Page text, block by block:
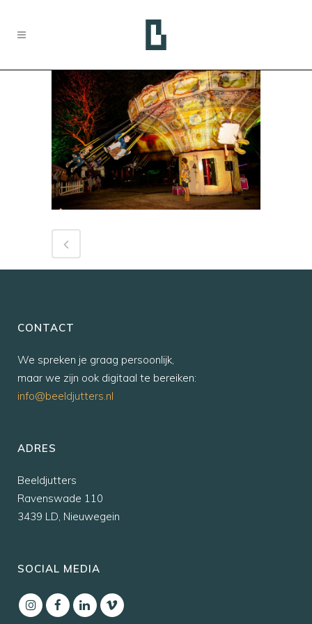
CONTACT
We spreken je graag persoonlijk,
maar we zijn ook digitaal te bereiken:
info@beeldjutters.nl
ADRES
Beeldjutters
Ravenswade 110
3439 LD, Nieuwegein
SOCIAL MEDIA